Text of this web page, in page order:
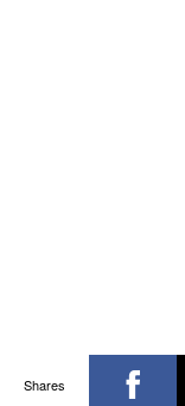
Shares